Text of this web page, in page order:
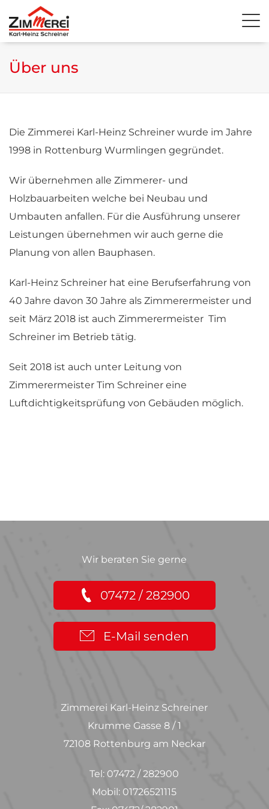
Über uns
Die Zimmerei Karl-Heinz Schreiner wurde im Jahre
1998 in Rottenburg Wurmlingen gegründet.
Wir übernehmen alle Zimmerer- und
Holzbauarbeiten welche bei Neubau und
Umbauten anfallen. Für die Ausführung unserer
Leistungen übernehmen wir auch gerne die
Planung von allen Bauphasen.
Karl-Heinz Schreiner hat eine Berufserfahrung von
40 Jahre davon 30 Jahre als Zimmerermeister und
seit März 2018 ist auch Zimmerermeister Tim
Schreiner im Betrieb tätig.
Seit 2018 ist auch unter Leitung von
Zimmerermeister Tim Schreiner eine
Luftdichtigkeitsprüfung von Gebäuden möglich.
Wir beraten Sie gerne
07472 / 282900
E-Mail senden
Zimmerei Karl-Heinz Schreiner
Krumme Gasse 8 / 1
72108 Rottenburg am Neckar
Tel: 07472 / 282900
Mobil: 01726521115